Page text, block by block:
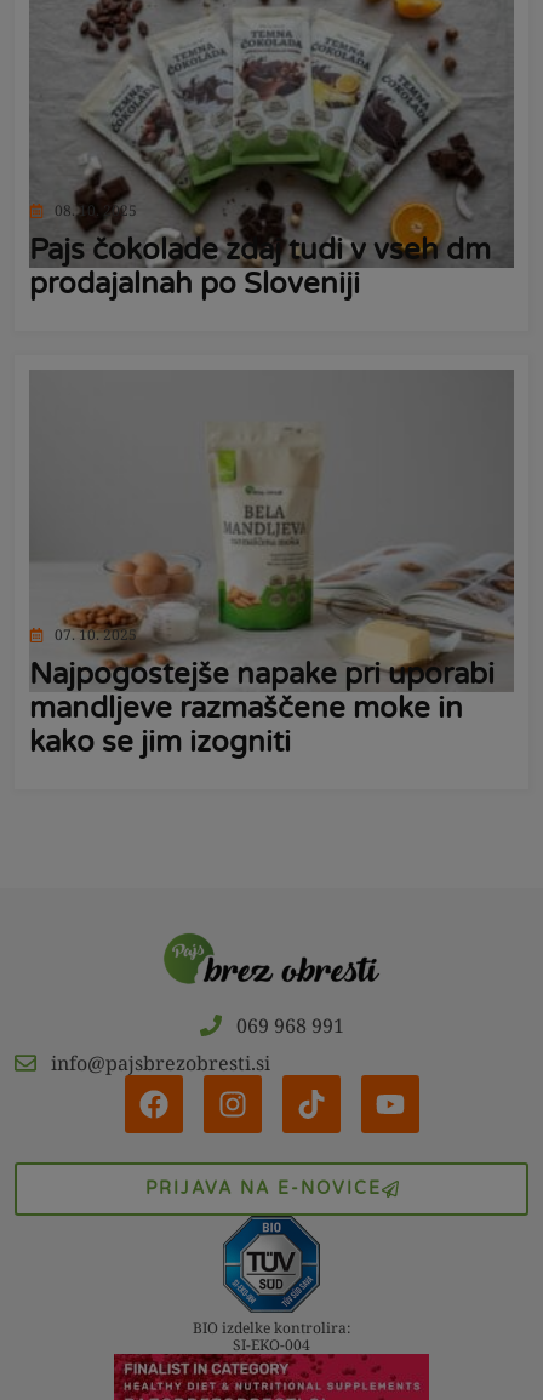
08. 10. 2025
Pajs čokolade zdaj tudi v vseh dm
prodajalnah po Sloveniji
07. 10. 2025
Najpogostejše napake pri uporabi
mandljeve razmaščene moke in
kako se jim izogniti
069 968 991
info@pajsbrezobresti.si
PRIJAVA NA E-NOVICE
BIO izdelke kontrolira:
SI-EKO-004